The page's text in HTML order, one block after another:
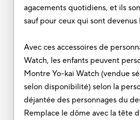
agacements quotidiens, et ils
sauf pour ceux qui sont devenus
Avec ces accessoires de
Watch, les enfants peuvent
Montre Yo-kai Watch (vendue
selon disponibilité) selon la
déjantée des personnages du
Remplace le dôme avec la tête